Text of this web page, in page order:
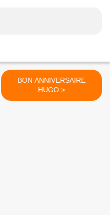
BON ANNIVERSAIRE
HUGO >